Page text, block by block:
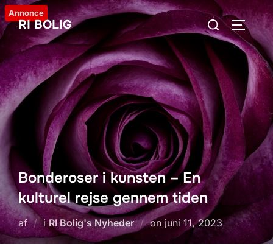
Videre
til
indhold
RI BOLIG
Søg
efter:
SLÅ
Annonce
Bonderoser i kunsten – En
kulturel rejse gennem tiden
af iRI Bolig's Nyheder on Udgivet
d.
juni 11, 2023